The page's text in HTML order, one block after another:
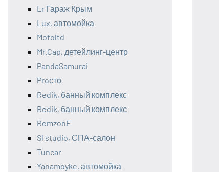
Lr Гараж Крым
Lux, автомойка
Motoltd
Mr.Cap, детейлинг-центр
PandaSamurai
Proсто
Redik, банный комплекс
Redik, банный комплекс
RemzonE
Sl studio, СПА-салон
Tuncar
Yanamoyke, автомойка